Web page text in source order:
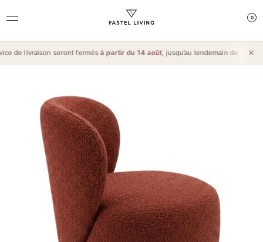
0
de livraison seront fermésà partir du 14 août, jusqu’au lendemain de l’Aïd al-